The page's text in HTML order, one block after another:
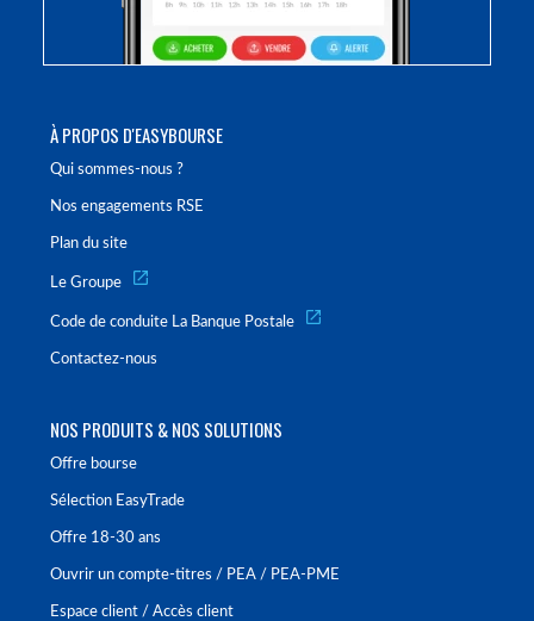
À PROPOS D'EASYBOURSE
Qui sommes-nous ?
Nos engagements RSE
Plan du site
Le Groupe
Code de conduite La Banque Postale
Contactez-nous
NOS PRODUITS & NOS SOLUTIONS
Offre bourse
Sélection EasyTrade
Offre 18-30 ans
Ouvrir un compte-titres / PEA / PEA-PME
Espace client / Accès client